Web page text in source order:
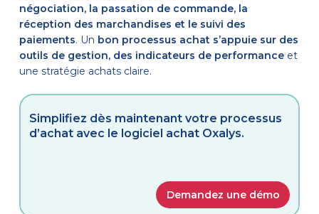
négociation, la passation de commande, la
réception des marchandises et le suivi des
paiements. Un bon processus achat s’appuie sur des
outils de gestion, des indicateurs de performanceet
une stratégie achats claire.
Simplifiez dès maintenant votre processus
d’achat avec le logiciel achat Oxalys.
Demandez une démo